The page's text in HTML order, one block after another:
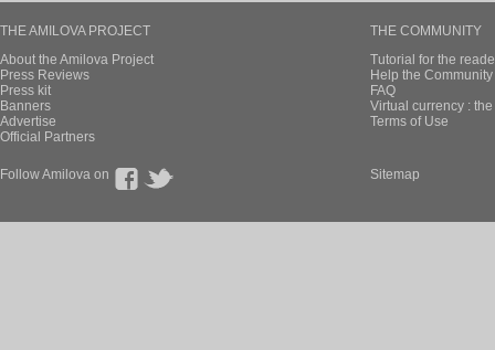
THE AMILOVA PROJECT
About the Amilova Project
Press Reviews
Press kit
Banners
Advertise
Official Partners
THE COMMUNITY
Tutorial for the
Help the
FAQ
Virtual currency :
Terms of Use
Follow Amilova on Sitemap